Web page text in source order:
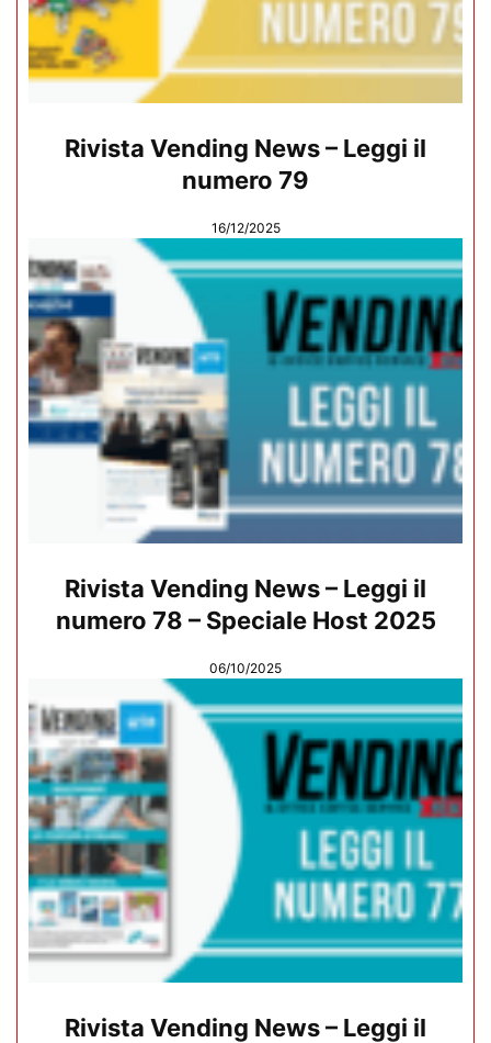
Rivista Vending News – Leggi il
numero 79
16/12/2025
Rivista Vending News – Leggi il
numero 78 – Speciale Host 2025
06/10/2025
Rivista Vending News – Leggi il